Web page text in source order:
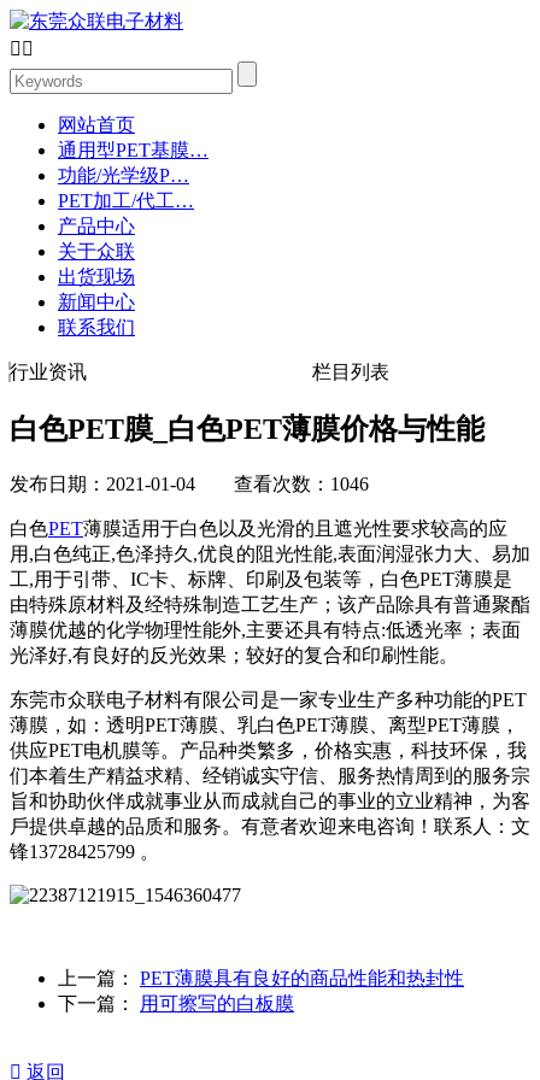
 
网站首页
通用型PET基膜…
功能/光学级P…
PET加工/代工…
产品中心
关于众联
出货现场
新闻中心
联系我们
行业资讯 栏目列表
白色PET膜_白色PET薄膜价格与性能
发布日期：2021-01-04 查看次数：1046
白色PET薄膜适用于白色以及光滑的且遮光性要求较高的应
用,白色纯正,色泽持久,优良的阻光性能,表面润湿张力大、易加
工,用于引带、IC卡、标牌、印刷及包装等，白色PET薄膜是
由特殊原材料及经特殊制造工艺生产；该产品除具有普通聚酯
薄膜优越的化学物理性能外,主要还具有特点:低透光率；表面
光泽好,有良好的反光效果；较好的复合和印刷性能。
东莞市众联电子材料有限公司是一家专业生产多种功能的PET
薄膜，如：透明PET薄膜、乳白色PET薄膜、离型PET薄膜，
供应PET电机膜等。产品种类繁多，价格实惠，科技环保，我
们本着生产精益求精、经销诚实守信、服务热情周到的服务宗
旨和协助伙伴成就事业从而成就自己的事业的立业精神，为客
戶提供卓越的品质和服务。有意者欢迎来电咨询！联系人：文
锋13728425799 。
上一篇： PET薄膜具有良好的商品性能和热封性
下一篇：
用可擦写的白板膜
 返回